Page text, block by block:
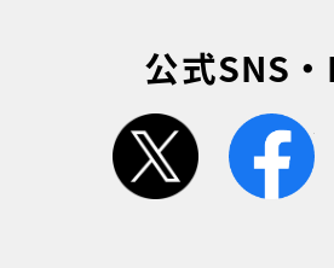
公式SNS・
twitter